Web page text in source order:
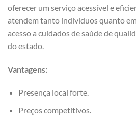
oferecer um serviço acessível e
atendem tanto indivíduos quanto
acesso a cuidados de saúde de
do estado.
Vantagens:
Presença local forte.
Preços competitivos.